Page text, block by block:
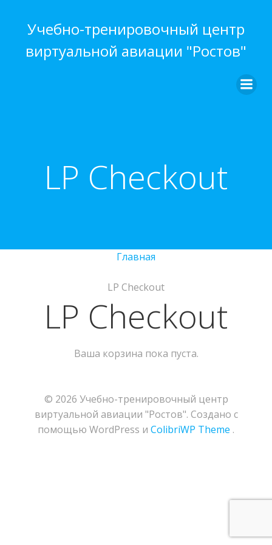
содержимому
Учебно-тренировочный центр
виртуальной авиации "Ростов"
LP Checkout
Главная
LP Checkout
LP Checkout
Ваша корзина пока пуста.
© 2026 Учебно-тренировочный центр
виртуальной авиации "Ростов". Создано с
помощью WordPress и ColibriWP Theme .